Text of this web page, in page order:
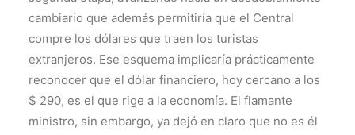
cambiario que además permitiría que el Central
compre los dólares que traen los turistas
extranjeros. Ese esquema implicaría prácticamente
reconocer que el dólar financiero, hoy cercano a los
$ 290, es el que rige a la economía. El flamante
ministro, sin embargo, ya dejó en claro que no es él